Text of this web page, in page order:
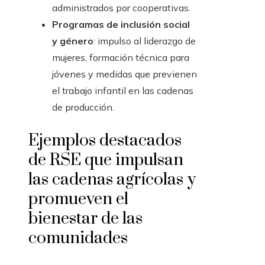
administrados por cooperativas.
Programas de inclusión social
y género: impulso al liderazgo de
mujeres, formación técnica para
jóvenes y medidas que previenen
el trabajo infantil en las cadenas
de producción.
Ejemplos destacados
de RSE que impulsan
las cadenas agrícolas y
promueven el
bienestar de las
comunidades